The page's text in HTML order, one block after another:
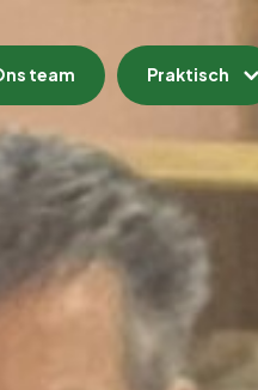
team Praktisch